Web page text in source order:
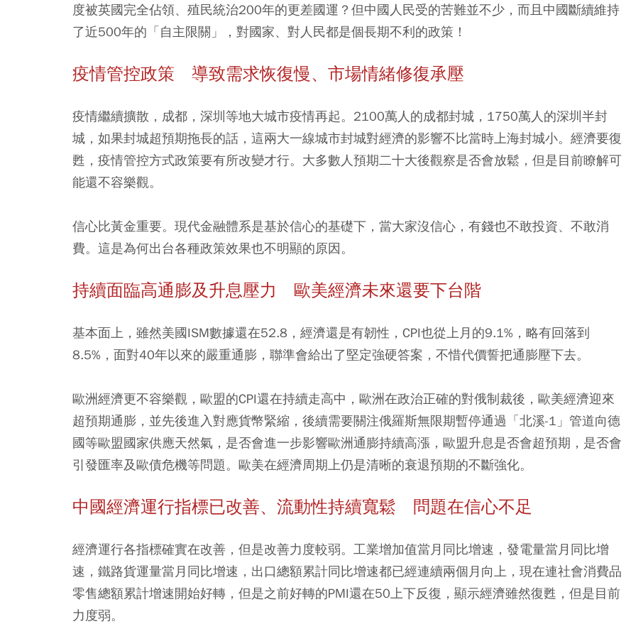
度被英國完全佔領、殖民統治200年的更差國運？但中國人民受的苦難並不少，而且中國斷續維持
了近500年的「自主限關」，對國家、對人民都是個長期不利的政策！
疫情管控政策 導致需求恢復慢、市場情緒修復承壓
疫情繼續擴散，成都，深圳等地大城市疫情再起。2100萬人的成都封城，1750萬人的深圳半封
城，如果封城超預期拖長的話，這兩大一線城市封城對經濟的影響不比當時上海封城小。經濟要復
甦，疫情管控方式政策要有所改變才行。大多數人預期二十大後觀察是否會放鬆，但是目前瞭解可
能還不容樂觀。
信心比黃金重要。現代金融體系是基於信心的基礎下，當大家沒信心，有錢也不敢投資、不敢消
費。這是為何出台各種政策效果也不明顯的原因。
持續面臨高通膨及升息壓力 歐美經濟未來還要下台階
基本面上，雖然美國ISM數據還在52.8，經濟還是有韌性，CPI也從上月的9.1%，略有回落到
8.5%，面對40年以來的嚴重通膨，聯準會給出了堅定強硬答案，不惜代價誓把通膨壓下去。
歐洲經濟更不容樂觀，歐盟的CPI還在持續走高中，歐洲在政治正確的對俄制裁後，歐美經濟迎來
超預期通膨，並先後進入對應貨幣緊縮，後續需要關注俄羅斯無限期暫停通過「北溪-1」管道向德
國等歐盟國家供應天然氣，是否會進一步影響歐洲通膨持續高漲，歐盟升息是否會超預期，是否會
引發匯率及歐債危機等問題。歐美在經濟周期上仍是清晰的衰退預期的不斷強化。
中國經濟運行指標已改善、流動性持續寬鬆 問題在信心不足
經濟運行各指標確實在改善，但是改善力度較弱。工業增加值當月同比增速，發電量當月同比增
速，鐵路貨運量當月同比增速，出口總額累計同比增速都已經連續兩個月向上，現在連社會消費品
零售總額累計增速開始好轉，但是之前好轉的PMI還在50上下反復，顯示經濟雖然復甦，但是目前
力度弱。